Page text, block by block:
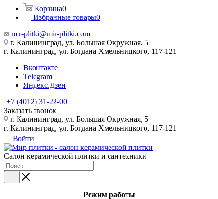
Корзина0
Избранные товары0
mir-plitki@mir-plitki.com
г. Калининград, ул. Большая Окружная, 5
г. Калининград, ул. Богдана Хмельницкого, 117-121
Вконтакте
Telegram
Яндекс.Дзен
+7 (4012) 31-22-00
Заказать звонок
г. Калининград, ул. Большая Окружная, 5
г. Калининград, ул. Богдана Хмельницкого, 117-121
Войти
Салон керамической плитки и сантехники
Режим работы